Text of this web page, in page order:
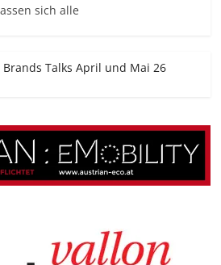
sich alle
Brands Talks April und Mai 26